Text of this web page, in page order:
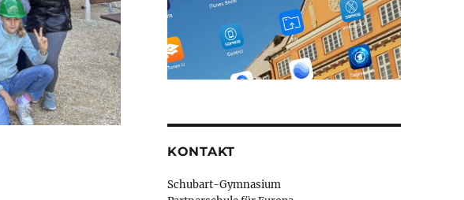
KONTAKT
Schubart-Gymnasium